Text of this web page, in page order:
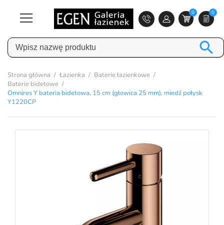
0 0

Strona główna Łazienka
Baterie łazienkowe
Baterie bidetowe
Omnires Y bateria bidetowa, 15 cm (głowica 25 mm), miedź połysk
Y1220CP